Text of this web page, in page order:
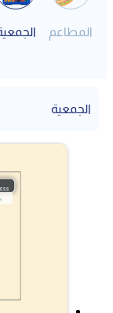
المطاعم الجمعية
الجمعية